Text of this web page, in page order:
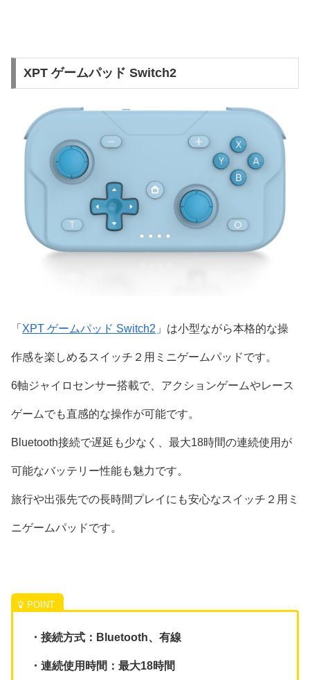
XPT ゲームパッド Switch2
「 XPT ゲームパッド Switch2 」は小型ながら本格的な操
作感を楽しめるスイッチ２用ミニゲームパッドです。
6軸ジャイロセンサー搭載で、アクションゲームやレース
ゲームでも直感的な操作が可能です。
Bluetooth接続で遅延も少なく、最大18時間の連続使用が
可能なバッテリー性能も魅力です。
旅行や出張先での長時間プレイにも安心なスイッチ２用ミ
ニゲームパッドです。
・接続方式：Bluetooth、有線
・連続使用時間：最大18時間